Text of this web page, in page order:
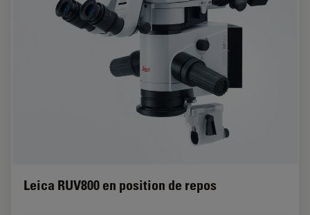
Leica RUV800 en position de repos